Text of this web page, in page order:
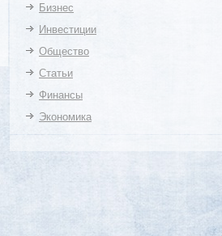
Бизнес
Инвестиции
Общество
Статьи
Финансы
Экономика